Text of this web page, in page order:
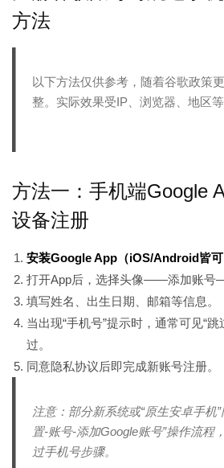
方法
以下方法仅供参考，随着谷歌政策
整。实际效果受IP、浏览器、地区等
方法一：手机端Google
设备注册
安装Google App（iOS/Android皆可
打开App后，选择头像——添加账号
填写姓名、出生日期、邮箱等信息。
当出现“手机号”提示时，通常可见“
过。
同意隐私协议后即完成新账号注册。
注意：部分新系统或“原生安卓手
置-账号-添加Google账号”操作流程
过手机号步骤。